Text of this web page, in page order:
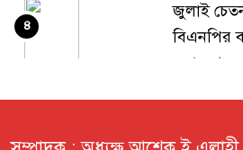
জুলাই
বিএনপির
সমাবেশ
৪
দোয়া